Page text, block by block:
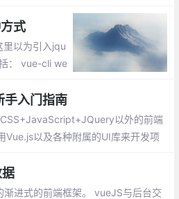
式
里以为引入jqu
： vue-cli we
方法
入门指南
以外的前端
Vue.js以及各种附属的UI库来开发项
进式的前端框架。 vueJS与后台交